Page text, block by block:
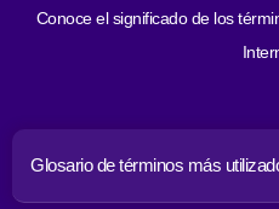
Conoce el significado de los
Glosario de términos más